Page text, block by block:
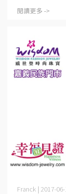
閱讀更多 ->
Franck | 2017-